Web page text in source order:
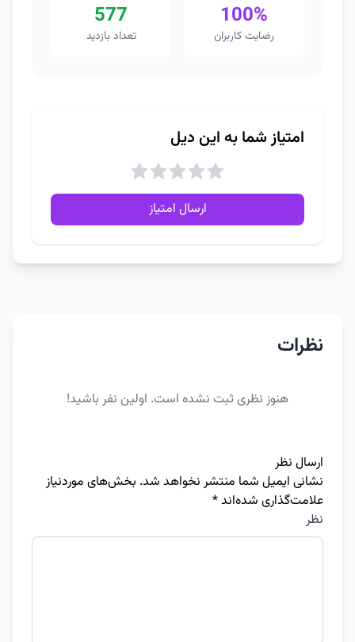
100%
رضایت کاربران
577
تعداد بازدید
امتیاز شما به این دیل
ارسال امتیاز
نظرات
هنوز نظری ثبت نشده است. اولین نفر باشید!
ارسال نظر
نشانی ایمیل شما منتشر نخواهد شد. بخش‌های موردنیاز
علامت‌گذاری شده‌اند*
نظر